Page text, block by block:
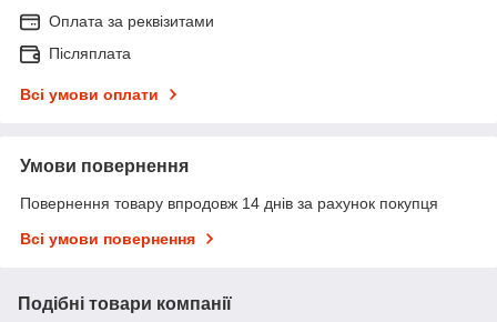
Оплата за реквізитами
Післяплата
Всі умови оплати
Умови повернення
Повернення товару впродовж 14 днів за рахунок покупця
Всі умови повернення
Подібні товари компанії